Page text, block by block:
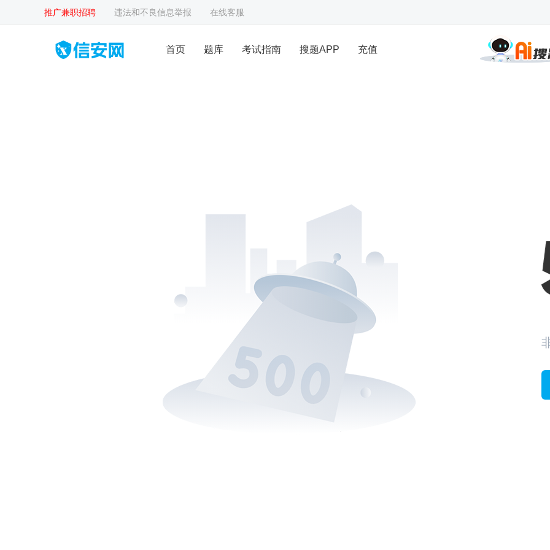
推广兼职招聘 违法和不良信息举报 在线客服
首页 题库 考试指南 搜题APP 充值